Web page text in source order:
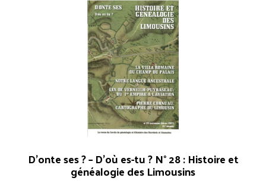
D’onte ses ? – D’où es-tu ? N° 28 : Histoire et
généalogie des Limousins